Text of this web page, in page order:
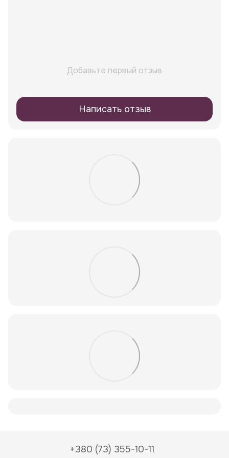
Добавьте первый отзыв
Написать отзыв
+380 (73) 355-10-11